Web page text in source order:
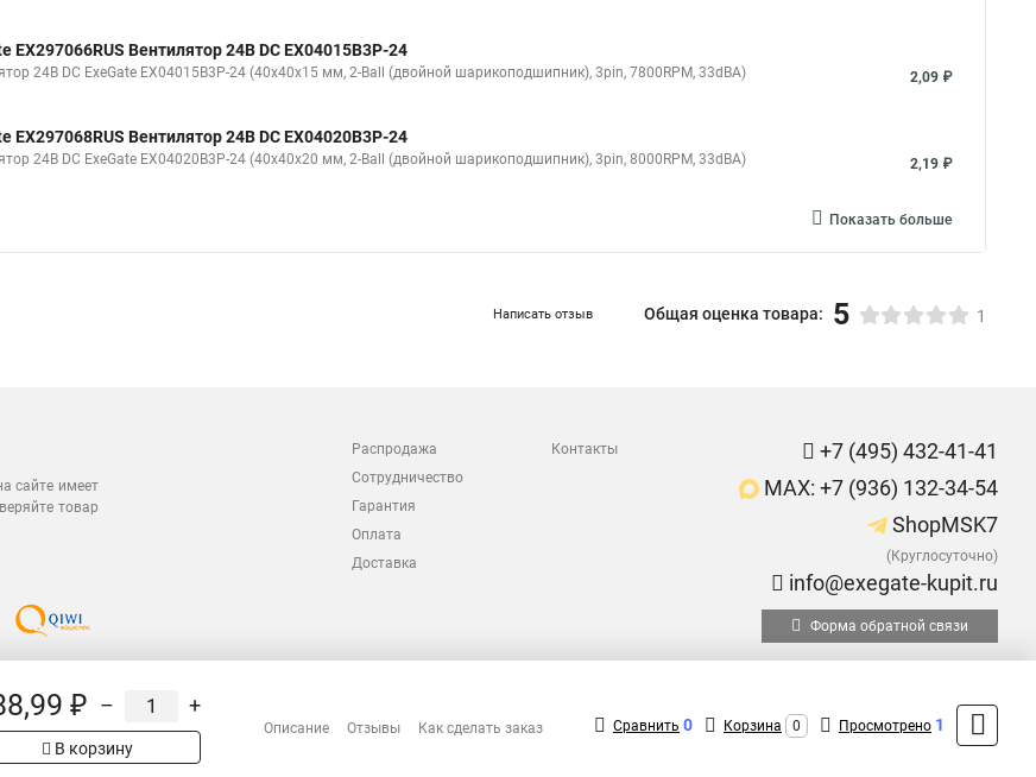
EX297066RUS Вентилятор 24В DC EX04015B3P-24
24В DC ExeGate EX04015B3P-24 (40x40x15 мм, 2-Ball (двойной шарикоподшипник), 3pin, 7800RPM, 33dBA) 2,09 ₽
EX297068RUS Вентилятор 24В DC EX04020B3P-24
24В DC ExeGate EX04020B3P-24 (40x40x20 мм, 2-Ball (двойной шарикоподшипник), 3pin, 8000RPM, 33dBA) 2,19 ₽
Показать больше
Написать отзыв Общая оценка товара: 5 1
сайте имеет
товар
Распродажа
Сотрудничество
Гарантия
Оплата
Доставка
Контакты
+7 (495) 432-41-41
MAX: +7 (936) 132-34-54
ShopMSK7
(Круглосуточно)
info@exegate-kupit.ru
Форма обратной связи
₽ – +
В корзину
Описание Отзывы Как сделать заказ Сравнить 0 Корзина 0 Просмотрено 1